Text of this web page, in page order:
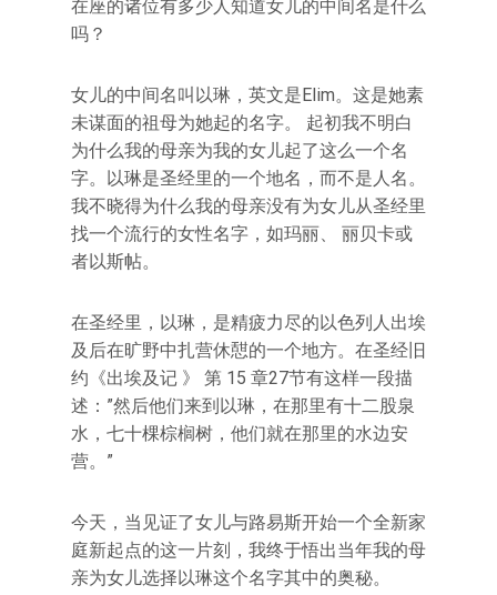
在座的诸位有多少人知道女儿的中间名是什么
吗？
女儿的中间名叫以琳，英文是Elim。这是她素
未谋面的祖母为她起的名字。 起初我不明白
为什么我的母亲为我的女儿起了这么一个名
字。以琳是圣经里的一个地名，而不是人名。
我不晓得为什么我的母亲没有为女儿从圣经里
找一个流行的女性名字，如玛丽、 丽贝卡或
者以斯帖。
在圣经里，以琳，是精疲力尽的以色列人出埃
及后在旷野中扎营休憇的一个地方。在圣经旧
约《出埃及记 》 第 15 章27节有这样一段描
述：”然后他们来到以琳，在那里有十二股泉
水，七十棵棕榈树，他们就在那里的水边安
营。”
今天，当见证了女儿与路易斯开始一个全新家
庭新起点的这一片刻，我终于悟出当年我的母
亲为女儿选择以琳这个名字其中的奥秘。